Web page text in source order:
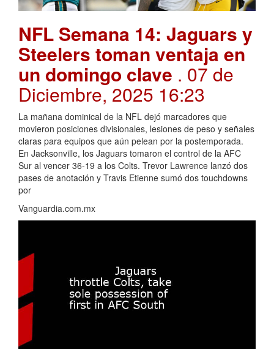
NFL Semana 14: Jaguars y
Steelers toman ventaja en
un domingo clave . 07 de
Diciembre, 2025 16:23
La mañana dominical de la NFL dejó marcadores que
movieron posiciones divisionales, lesiones de peso y señales
claras para equipos que aún pelean por la postemporada.
En Jacksonville, los Jaguars tomaron el control de la AFC
Sur al vencer 36-19 a los Colts. Trevor Lawrence lanzó dos
pases de anotación y Travis Etienne sumó dos touchdowns
por
Vanguardia.com.mx